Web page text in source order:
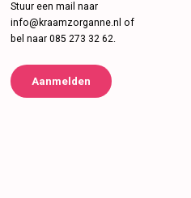
Stuur een mail naar
info@kraamzorganne.nl of
bel naar 085 273 32 62.
Aanmelden